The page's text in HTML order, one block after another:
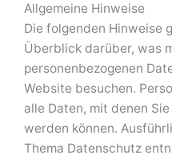
Allgemeine Hinweise
Die folgenden Hinweise
Überblick darüber, was
personenbezogenen
Website besuchen.
alle Daten, mit denen
werden können.
Thema Datenschutz